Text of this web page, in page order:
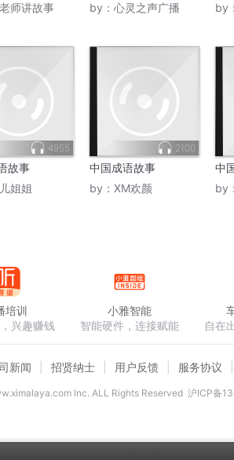
师讲故事
by： 心灵之声广播
by：
4955
故事
姐姐
2100
中国成语故事
by： XM欢颜
中
by：
培训
兴趣赚钱
小雅智能
智能硬件，连接赋能
自在
新闻 招贤纳士 用户反馈 服务协议
lnc. ALL Rights Reserved 沪ICP备